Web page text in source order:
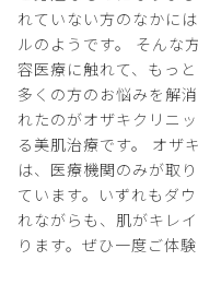
れていない方のなかに
ルのようです。 そんな
容医療に触れて、もっ
多くの方のお悩みを解
れたのがオザキクリニ
る美肌治療です。 オザ
は、医療機関のみが取
ています。いずれもダ
れながらも、肌がキレ
ります。ぜひ一度ご体験